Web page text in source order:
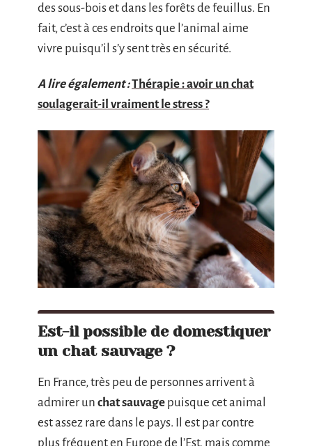
des sous-bois et dans les forêts de feuillus. En
fait, c’est à ces endroits que l’animal aime
vivre puisqu’il s’y sent très en sécurité.
A lire également :Thérapie : avoir un chat
soulagerait-il vraiment le stress ?
Est-il possible de domestiquer
un chat sauvage ?
En France, très peu de personnes arrivent à
admirer un chat sauvage puisque cet animal
est assez rare dans le pays. Il est par contre
plus fréquent en Europe de l’Est, mais comme